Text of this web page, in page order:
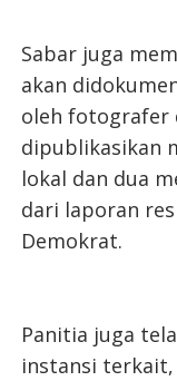
Sabar juga
akan
oleh fotografer
dipublikasikan
lokal dan dua
dari laporan
Demokrat.
Panitia juga
instansi